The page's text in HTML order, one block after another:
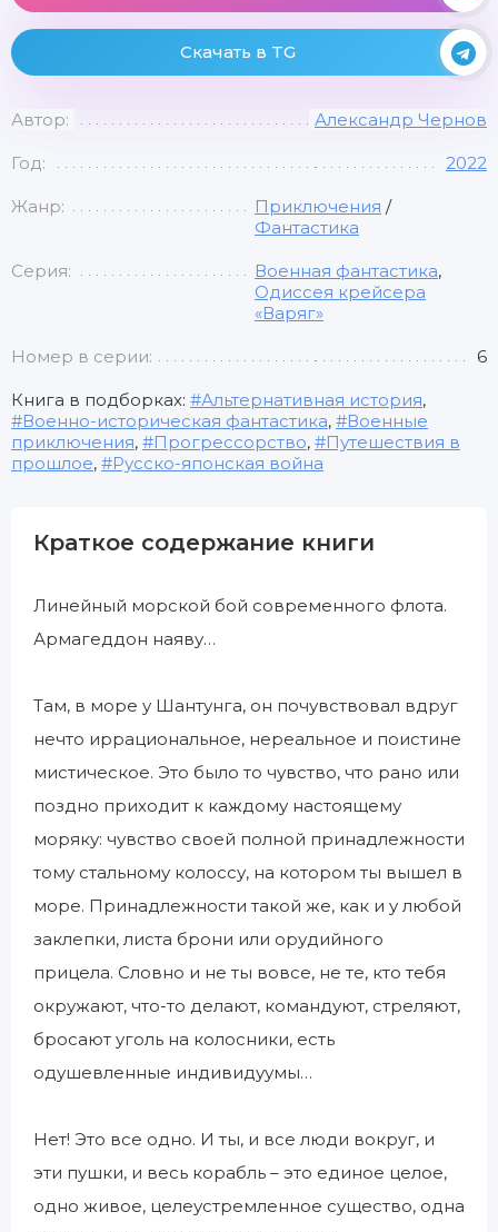
Скачать в TG
Автор: Александр Чернов
Год: 2022
Жанр: Приключения /
Фантастика
Серия: Военная фантастика,
Одиссея крейсера
«Варяг»
Номер в серии: 6
Книга в подборках: Альтернативная история,
Военно-историческая фантастика,
Военные
приключения, Прогрессорство,
Путешествия в
прошлое, Русско-японская война
Краткое содержание книги
Линейный морской бой современного флота.
Армагеддон наяву…
Там, в море у Шантунга, он почувствовал вдруг
нечто иррациональное, нереальное и поистине
мистическое. Это было то чувство, что рано или
поздно приходит к каждому настоящему
моряку: чувство своей полной принадлежности
тому стальному колоссу, на котором ты вышел в
море. Принадлежности такой же, как и у любой
заклепки, листа брони или орудийного
прицела. Словно и не ты вовсе, не те, кто тебя
окружают, что-то делают, командуют, стреляют,
бросают уголь на колосники, есть
одушевленные индивидуумы…
Нет! Это все одно. И ты, и все люди вокруг, и
эти пушки, и весь корабль – это единое целое,
одно живое, целеустремленное существо, одна